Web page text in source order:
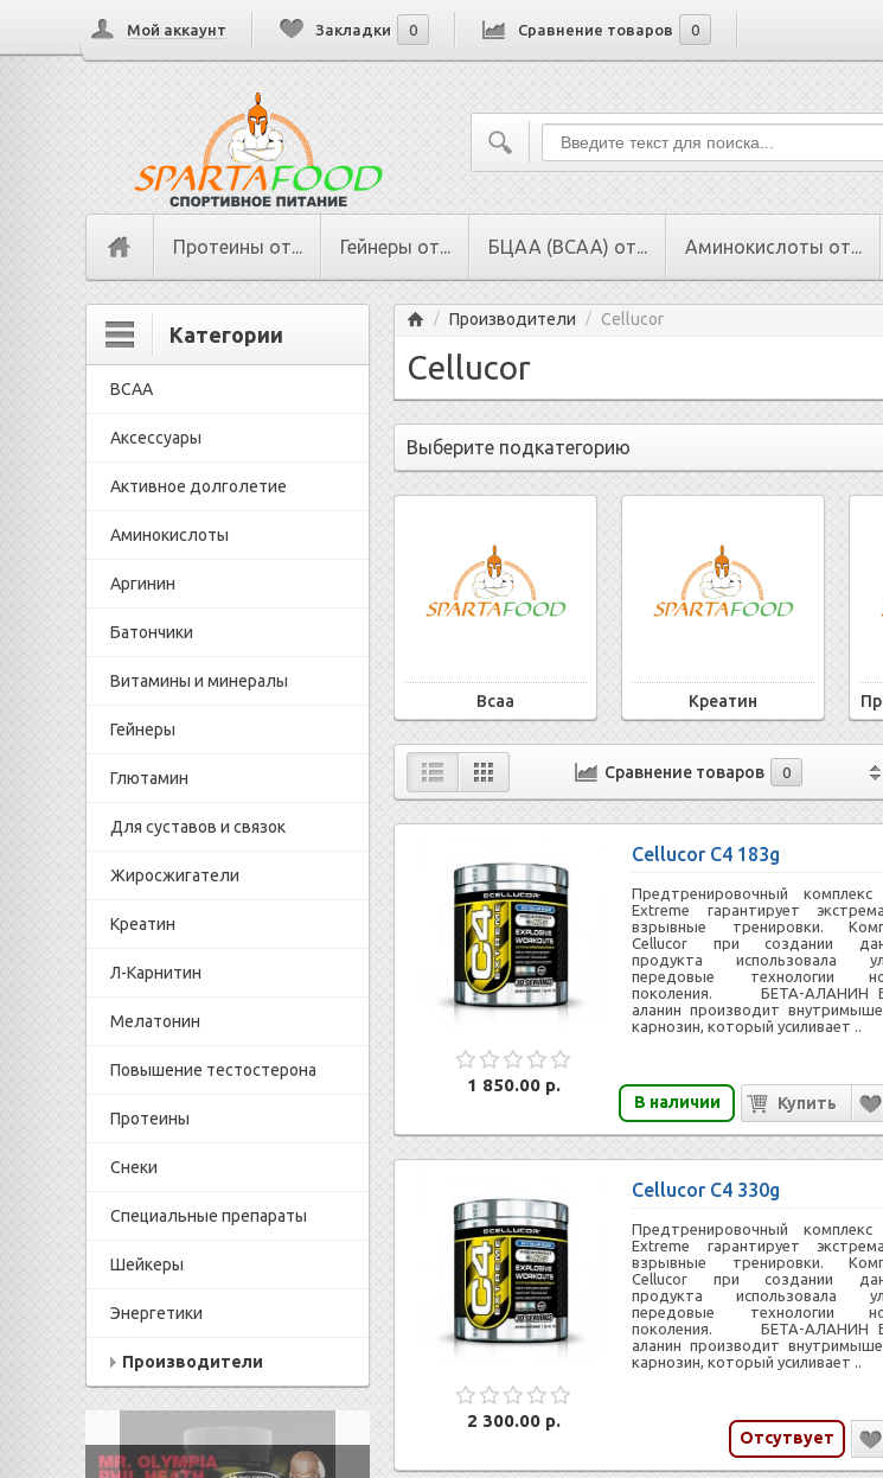
Мой аккаунт Закладки 0 Сравнение товаров 0
Протеины от... Гейнеры от... БЦАА (BCAA) от... Аминокислоты от...
Категории
BCAA
Аксессуары
Активное долголетие
Аминокислоты
Аргинин
Батончики
Витамины и минералы
Гейнеры
Глютамин
Для суставов и связок
Жиросжигатели
Креатин
Л-Карнитин
Мелатонин
Повышение тестостерона
Протеины
Снеки
Специальные препараты
Шейкеры
Энергетики
Производители
Главная
/ Производители / Cellucor
Cellucor
Выберите подкатегорию
Bcaa Креатин
Сравнение товаров 0
В наличии
1 850.00 р.
Cellucor C4 183g
Предтренировочный
Extreme гарантирует
взрывные тренировки.
Cellucor при создании
продукта использовала
передовые технологии
поколения. БЕТА-АЛАНИН
аланин производит
карнозин, который усиливает ..
Отсутвует
2 300.00 р.
Cellucor C4 330g
Предтренировочный
Extreme гарантирует
взрывные тренировки.
Cellucor при создании
продукта использовала
передовые технологии
поколения. БЕТА-АЛАНИН
аланин производит
карнозин, который усиливает ..